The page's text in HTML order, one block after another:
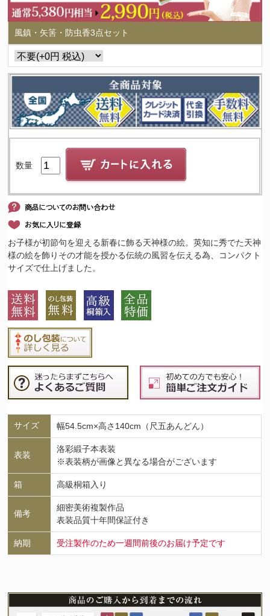
風鎮・矢筈・防虫香3点セット
数量
お子様が初節句を迎える新春に飾る天神様の絵。英知に秀でた天神
様の絵を飾りその才能を授かる伝統の風習を伝える為、コンパクト
サイズで仕上げました。
サイズ 幅54.5cm×高さ140cm（尺五あんどん）
表装
洛彩緞子本表装
※表装柄が画像と異なる場合がございます
箱 高級桐箱入り
備考
細密美術複製作品
表装品質十年間保証付き
納期 受注製作のため一週間前後のお届け予定です